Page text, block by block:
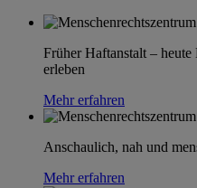
Früher Haftanstalt –
erleben
Mehr erfahren
Anschaulich, nah und
Mehr erfahren